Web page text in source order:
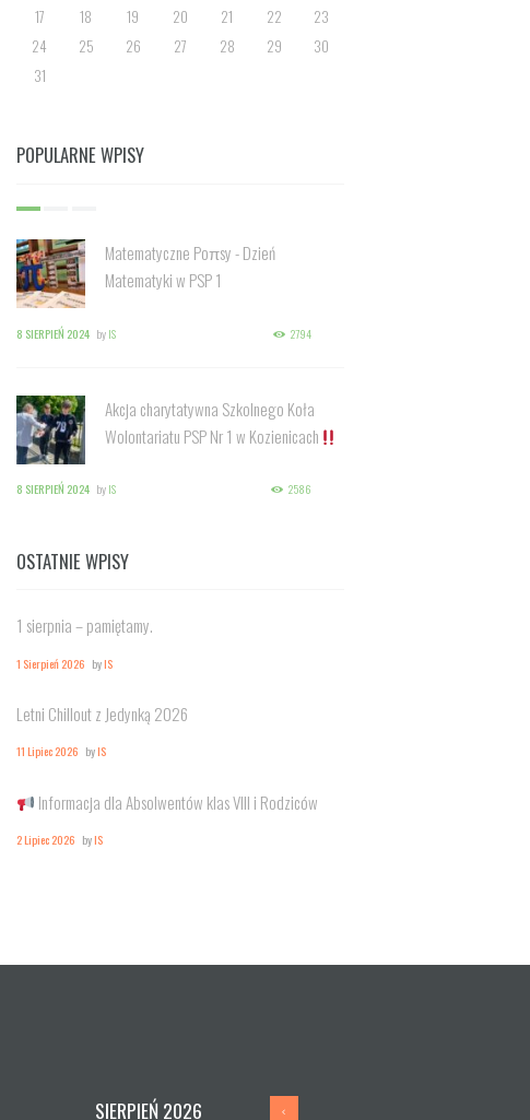
17
18 19 20 21 22
23
24
25 26 27 28 29
30
31
POPULARNE WPISY
Matematyczne Poπsy - Dzień
Matematyki w PSP 1
8 SIERPIEŃ 2024 byIS 2794
Akcja charytatywna Szkolnego Koła
Wolontariatu PSP Nr 1 w Kozienicach
8 SIERPIEŃ 2024 byIS 2586
OSTATNIE WPISY
1 sierpnia – pamiętamy.
1 Sierpień 2026 byIS
Letni Chillout z Jedynką 2026
11 Lipiec 2026 byIS
Informacja dla Absolwentów klas VIII i Rodziców
2 Lipiec 2026 byIS
SIERPIEŃ2026